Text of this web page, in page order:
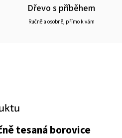
Dřevo s příběhem
Ručně a osobně, přímo k vám
tesaná borovice